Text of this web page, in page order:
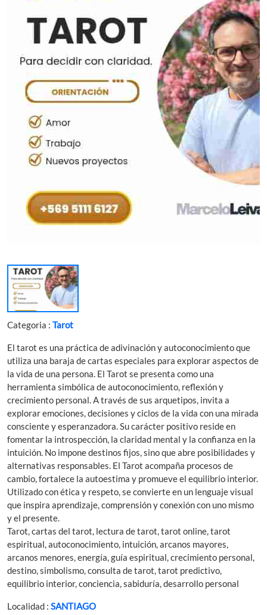
Categoria : Tarot
El tarot es una práctica de adivinación y autoconocimiento que
utiliza una baraja de cartas especiales para explorar aspectos de
la vida de una persona. El Tarot se presenta como una
herramienta simbólica de autoconocimiento, reflexión y
crecimiento personal. A través de sus arquetipos, invita a
explorar emociones, decisiones y ciclos de la vida con una mirada
consciente y esperanzadora. Su carácter positivo reside en
fomentar la introspección, la claridad mental y la confianza en la
intuición. No impone destinos fijos, sino que abre posibilidades y
alternativas responsables. El Tarot acompaña procesos de
cambio, fortalece la autoestima y promueve el equilibrio interior.
Utilizado con ética y respeto, se convierte en un lenguaje visual
que inspira aprendizaje, comprensión y conexión con uno mismo
y el presente.
Tarot, cartas del tarot, lectura de tarot, tarot online, tarot
espiritual, autoconocimiento, intuición, arcanos mayores,
arcanos menores, energía, guía espiritual, crecimiento personal,
destino, simbolismo, consulta de tarot, tarot predictivo,
equilibrio interior, conciencia, sabiduría, desarrollo personal
Localidad : SANTIAGO